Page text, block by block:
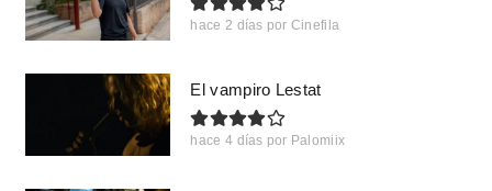
hace 2 días por Cinefila
El vampiro Lestat
hace 4 días por Palomiix